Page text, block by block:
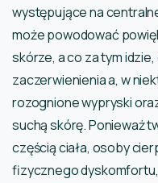
występujące na
może powodować
skórze, a co za tym
zaczerwienienia a, w
rozognione wypryski
suchą skórę. Ponieważ
częścią ciała, osoby
fizycznego